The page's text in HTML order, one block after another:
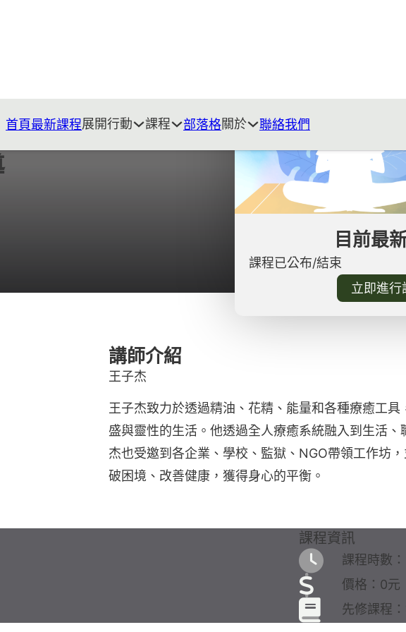
首頁最新課程展開行動 課程 部落格關於 聯絡我們
目前最
課程已公布/結束
立即進行
講師介紹
王子杰
王子杰致力於透過精油、花精、能量和各種療癒工具
盛與靈性的生活。他透過全人療癒系統融入到生活
杰也受邀到各企業、學校、監獄、NGO帶領工作坊
破困境、改善健康，獲得身心的平衡。
課程資訊
課程時數
價格：0元
先修課程